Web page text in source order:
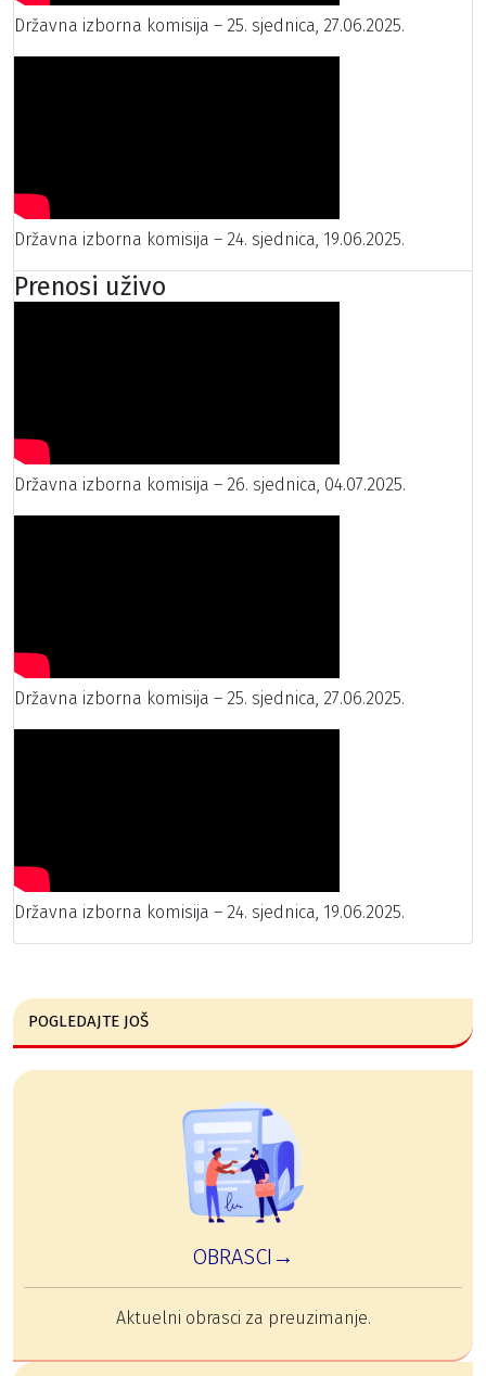
Državna izborna komisija – 25. sjednica, 27.06.2025.
Državna izborna komisija – 24. sjednica, 19.06.2025.
Prenosi uživo
Državna izborna komisija – 26. sjednica, 04.07.2025.
Državna izborna komisija – 25. sjednica, 27.06.2025.
Državna izborna komisija – 24. sjednica, 19.06.2025.
POGLEDAJTE JOŠ
OBRASCI→
Aktuelni obrasci za preuzimanje.